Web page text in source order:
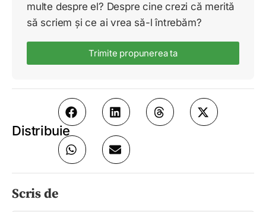
multe despre el? Despre cine crezi că merită
să scriem și ce ai vrea să-l întrebăm?
Trimite propunerea ta
Distribuie
Scris de